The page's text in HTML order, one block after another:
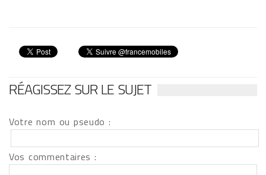
RÉAGISSEZ SUR LE SUJET
Votre nom ou pseudo :
Vos commentaires :